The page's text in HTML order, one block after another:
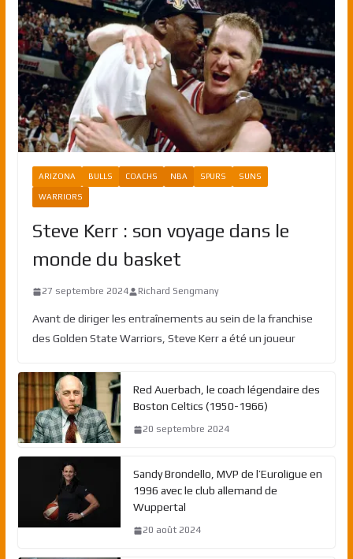
ARIZONA BULLS COACHS NBA SPURS SUNS
WARRIORS
Steve Kerr : son voyage dans le
monde du basket
27 septembre 2024 Richard Sengmany
Avant de diriger les entraînements au sein de la franchise
des Golden State Warriors, Steve Kerr a été un joueur
Red Auerbach, le coach légendaire des
Boston Celtics (1950-1966)
20 septembre 2024
Sandy Brondello, MVP de l’Euroligue en
1996 avec le club allemand de
Wuppertal
20 août 2024